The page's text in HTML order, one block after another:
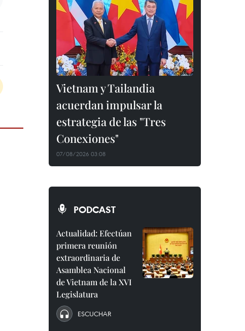
Vietnam y Tailandia
acuerdan impulsar la
estrategia de las "Tres
Conexiones"
07/08/2026 03:08
PODCAST
Actualidad: Efectúan
primera reunión
extraordinaria de
Asamblea Nacional
de Vietnam de la XVI
Legislatura
ESCUCHAR